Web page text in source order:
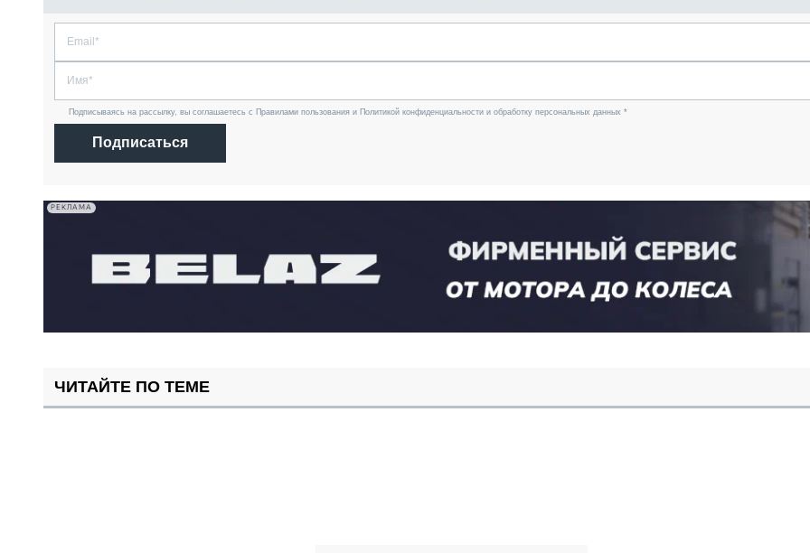
Подписываясь на рассылку, вы соглашаетесь с Правилами пользования и Политикой конфиденциальности и обработку персональных данных *
Подписаться
РЕКЛАМА
ЧИТАЙТЕ ПО ТЕМЕ